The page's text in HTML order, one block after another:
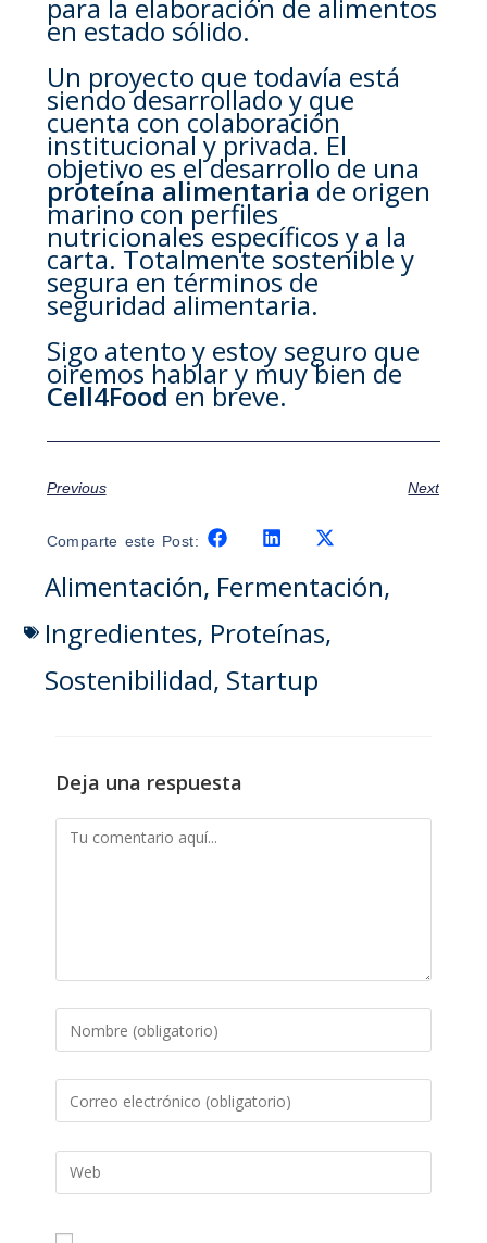
para la elaboración de alimentos
en estado sólido.
Un proyecto que todavía está
siendo desarrollado y que
cuenta con colaboración
institucional y privada. El
objetivo es el desarrollo de una
proteína alimentariade origen
marino con perfiles
nutricionales específicos y a la
carta. Totalmente sostenible y
segura en términos de
seguridad alimentaria.
Sigo atento y estoy seguro que
oiremos hablar y muy bien de
Cell4Fooden breve.
Previous Next
Comparte este Post:
Alimentación, Fermentación,
Ingredientes, Proteínas,
Sostenibilidad, Startup
Deja una respuesta